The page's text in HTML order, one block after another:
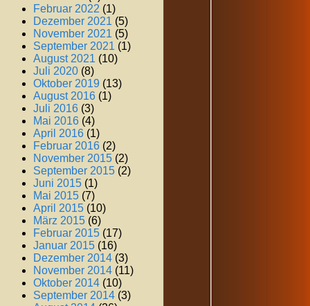
Februar 2022 (1)
Dezember 2021 (5)
November 2021 (5)
September 2021 (1)
August 2021 (10)
Juli 2020 (8)
Oktober 2019 (13)
August 2016 (1)
Juli 2016 (3)
Mai 2016 (4)
April 2016 (1)
Februar 2016 (2)
November 2015 (2)
September 2015 (2)
Juni 2015 (1)
Mai 2015 (7)
April 2015 (10)
März 2015 (6)
Februar 2015 (17)
Januar 2015 (16)
Dezember 2014 (3)
November 2014 (11)
Oktober 2014 (10)
September 2014 (3)